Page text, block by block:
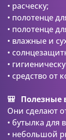
• расческу;
• полотенце
• полотенце
• влажные и
•
•
• средство от
🎒 Полезные
Они сделают
• бутылка для
• небольшой